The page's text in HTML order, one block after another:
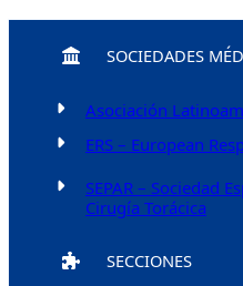
SOCIEDADES
Asociación
ERS – European
SEPAR – Sociedad
Cirugía Torácica
SECCIONES